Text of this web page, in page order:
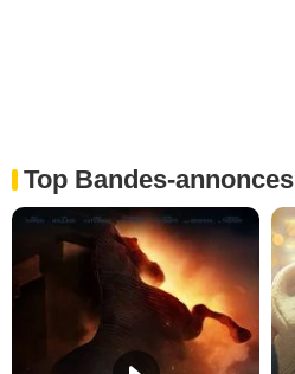
Top Bandes-annonces